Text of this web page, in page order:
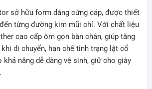
sở hữu form dáng cứng cáp, được thiết
từng đường kim mũi chỉ. Với chất liệu
cao cấp ôm gọn bàn chân, giúp tăng
di chuyển, hạn chế tình trạng lật cổ
khả năng dễ dàng vệ sinh, giữ cho giày